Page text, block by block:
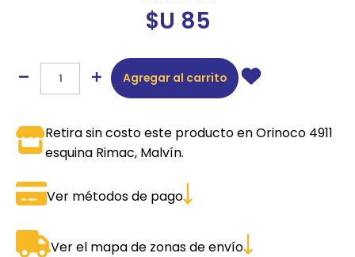
$U 85
Agregar al carrito
Retira sin costo este producto en Orinoco 4911
esquina Rimac, Malvín.
Ver métodos de pago
Ver el mapa de zonas de envío